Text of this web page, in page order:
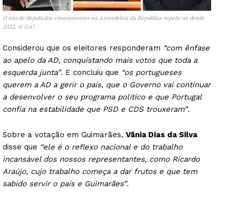
O trio de deputados vimaranenses na Assembleia da República repete-se desde
2022. © GA!
Considerou que os eleitores responderam “com ênfase
ao apelo da AD, conquistando mais votos que toda a
esquerda junta”. E concluiu que “os portugueses
querem a AD a gerir o país, que o Governo vai continuar
a desenvolver o seu programa político e que Portugal
confia na estabilidade que PSD e CDS trouxeram”.
Sobre a votação em Guimarães, Vânia Dias da Silva
disse que “ele é o reflexo nacional e do trabalho
incansável dos nossos representantes, como Ricardo
Araújo, cujo trabalho começa a dar frutos e que tem
sabido servir o país e Guimarães”.